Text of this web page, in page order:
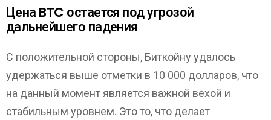
Цена BTC остается под угрозой
дальнейшего падения
С положительной стороны, Биткойну удалось
удержаться выше отметки в 10 000 долларов, что
на данный момент является важной вехой и
стабильным уровнем. Это то, что делает